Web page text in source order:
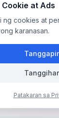
at Ads
ng cookies at
karanasan.
Patakaran sa